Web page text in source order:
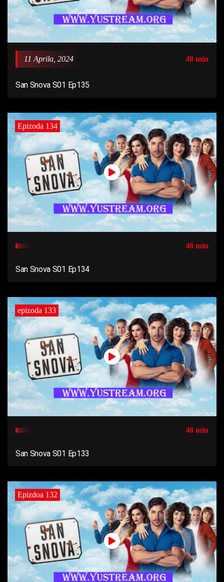
11 Aprila, 2024 48 min
San Snova S01 Ep135
Epizoda 134
48 min
San Snova S01 Ep134
epizoda 133
48 min
San Snova S01 Ep133
Epizdoa 132